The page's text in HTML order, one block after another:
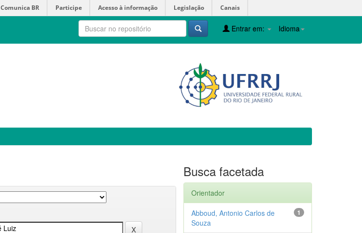
Comunica BR Participe Acesso à informação Legislação Canais
Idioma
Entrar em:
Busca facetada
Orientador
1
Abboud, Antonio Carlos de
Souza